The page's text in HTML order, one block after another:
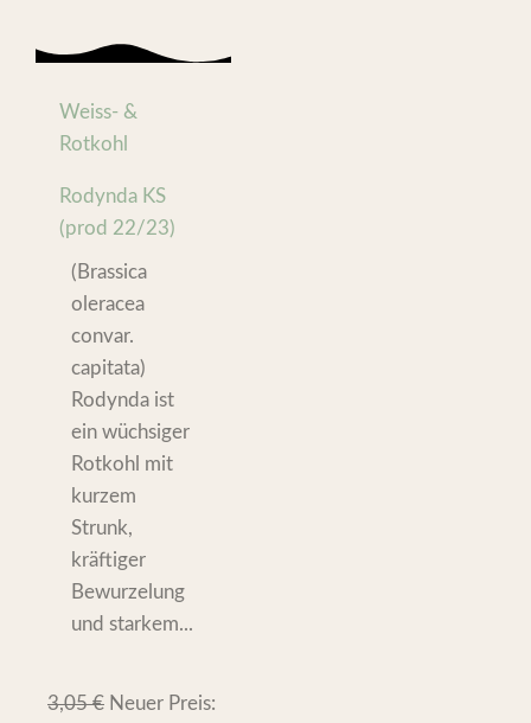
Weiss- &
Rotkohl
Rodynda KS
(prod 22/23)
(Brassica
oleracea
convar.
capitata)
Rodynda ist
ein wüchsiger
Rotkohl mit
kurzem
Strunk,
kräftiger
Bewurzelung
und starkem...
3,05€ Neuer Preis: